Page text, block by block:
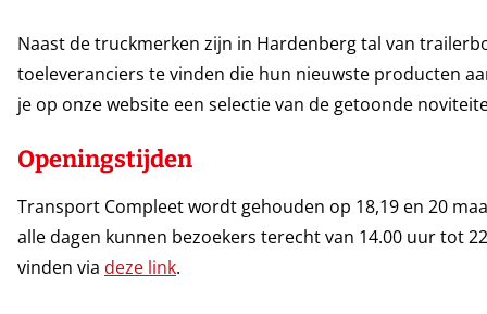
Naast de truckmerken zijn in Hardenberg tal van
toeleveranciers te vinden die hun nieuwste producten
je op onze website een selectie van de getoonde
Openingstijden
Transport Compleet wordt gehouden op 18,19 en 20
alle dagen kunnen bezoekers terecht van 14.00 uur tot
vinden via deze link.